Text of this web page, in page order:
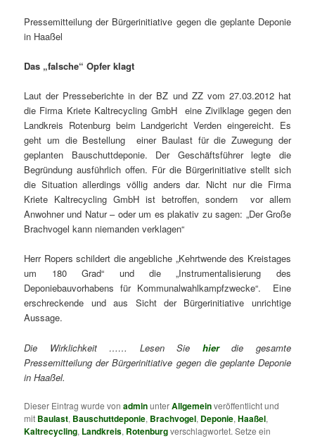
Pressemitteilung der Bürgerinitiative gegen die geplante Deponie
in Haaßel
Das „falsche“ Opfer klagt
Laut der Presseberichte in der BZ und ZZ vom 27.03.2012 hat
die Firma Kriete Kaltrecycling GmbH eine Zivilklage gegen den
Landkreis Rotenburg beim Landgericht Verden eingereicht. Es
geht um die Bestellung einer Baulast für die Zuwegung der
geplanten Bauschuttdeponie. Der Geschäftsführer legte die
Begründung ausführlich offen. Für die Bürgerinitiative stellt sich
die Situation allerdings völlig anders dar. Nicht nur die Firma
Kriete Kaltrecycling GmbH ist betroffen, sondern vor allem
Anwohner und Natur – oder um es plakativ zu sagen: „Der Große
Brachvogel kann niemanden verklagen“
Herr Ropers schildert die angebliche „Kehrtwende des Kreistages
um 180 Grad“ und die „Instrumentalisierung des
Deponiebauvorhabens für Kommunalwahlkampfzwecke“. Eine
erschreckende und aus Sicht der Bürgerinitiative unrichtige
Aussage.
Die Wirklichkeit …… Lesen Sie hierdie gesamte
Pressemitteilung der Bürgerinitiative gegen die geplante Deponie
in Haaßel.
Dieser Eintrag wurde vonadminunterAllgemeinveröffentlicht und
mit Baulast, Bauschuttdeponie, Brachvogel, Deponie,Haaßel,
Kaltrecycling, Landkreis, Rotenburgverschlagwortet. Setze ein